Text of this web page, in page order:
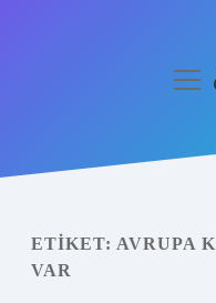
Yasal Uyarı
ETIKET: AVRUPA
VAR